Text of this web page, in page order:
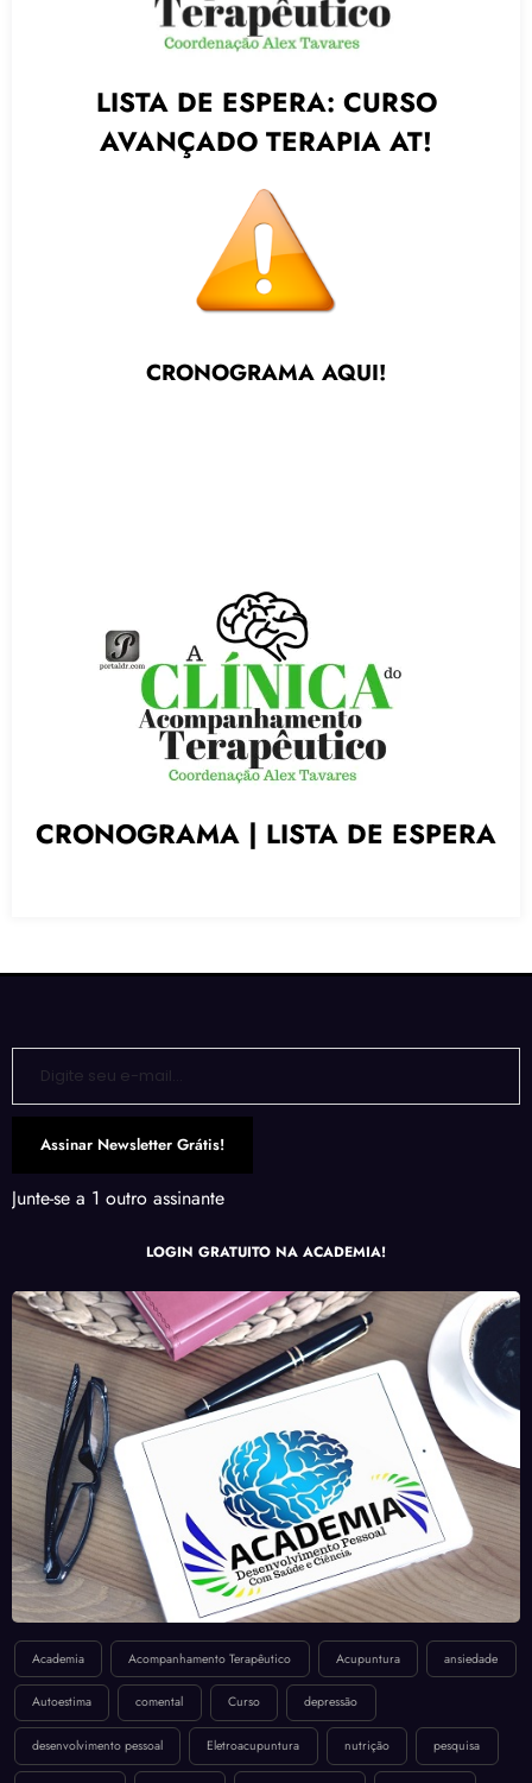
LISTA DE ESPERA: CURSO
AVANÇADO TERAPIA AT!
CRONOGRAMA AQUI!
CRONOGRAMA | LISTA DE ESPERA
Digite seu e-mail…
Assinar Newsletter Grátis!
Junte-se a 1 outro assinante
LOGIN GRATUITO NA ACADEMIA!
Academia Acompanhamento Terapêutico Acupuntura ansiedade
Autoestima comental Curso depressão
desenvolvimento pessoal Eletroacupuntura nutrição pesquisa